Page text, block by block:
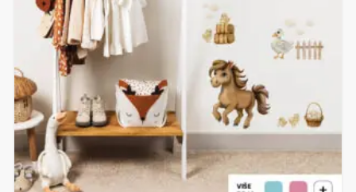
mogu
odabrati
stranici
proizvoda